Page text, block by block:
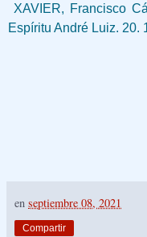
XAVIER, Francisco
Espíritu André Luiz. 20.
en septiembre 08, 2021
Compartir